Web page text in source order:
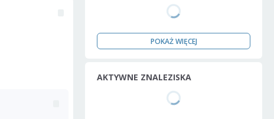
POKAŻ WIĘCEJ
AKTYWNE ZNALEZISKA